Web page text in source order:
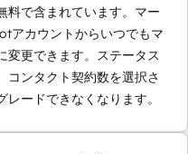
料で含まれています。マー
アカウントからいつでもマ
変更できます。ステータス
コンタクト契約数を選択さ
ードできなくなります。